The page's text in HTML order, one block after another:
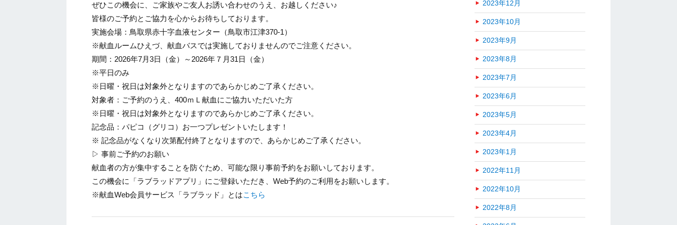
ぜひこの機会に、ご家族やご友人お誘い合わせのうえ、お越しください♪
皆様のご予約とご協力を心からお待ちしております。
実施会場：鳥取県赤十字血液センター（鳥取市江津370-1）
※献血ルームひえづ、献血バスでは実施しておりませんのでご注意ください。
期間： 2026年7月3日（金）～ 2026年７月31日（金）
※平日のみ
※日曜・祝日は対象外となりますのであらかじめご了承ください。
対象者：ご予約のうえ、 400ｍＬ献血にご協力いただいた方
※日曜・祝日は対象外となりますのであらかじめご了承ください。
記念品：パピコ（グリコ）お一つプレゼントいたします！
※ 記念品がなくなり次第配付終了となりますので、あらかじめご了承ください。
▷ 事前ご予約のお願い
献血者の方が集中することを防ぐため、可能な限り事前予約をお願いしております。
この機会に「ラブラッドアプリ」にご登録いただき、 Web予約のご利用をお願いします。
※献血Web会員サービス「ラブラッド」とはこちら
2023年12月
2023年10月
2023年9月
2023年8月
2023年7月
2023年6月
2023年5月
2023年4月
2023年1月
2022年11月
2022年10月
2022年8月